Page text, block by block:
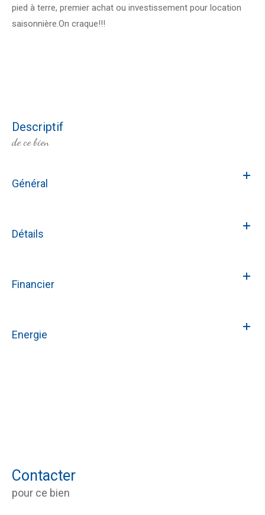
pied à terre, premier achat ou investissement pour location
saisonnière.On craque!!!
descriptif
de ce bien
Général
Détails
Financier
Energie
Contacter
pour ce bien